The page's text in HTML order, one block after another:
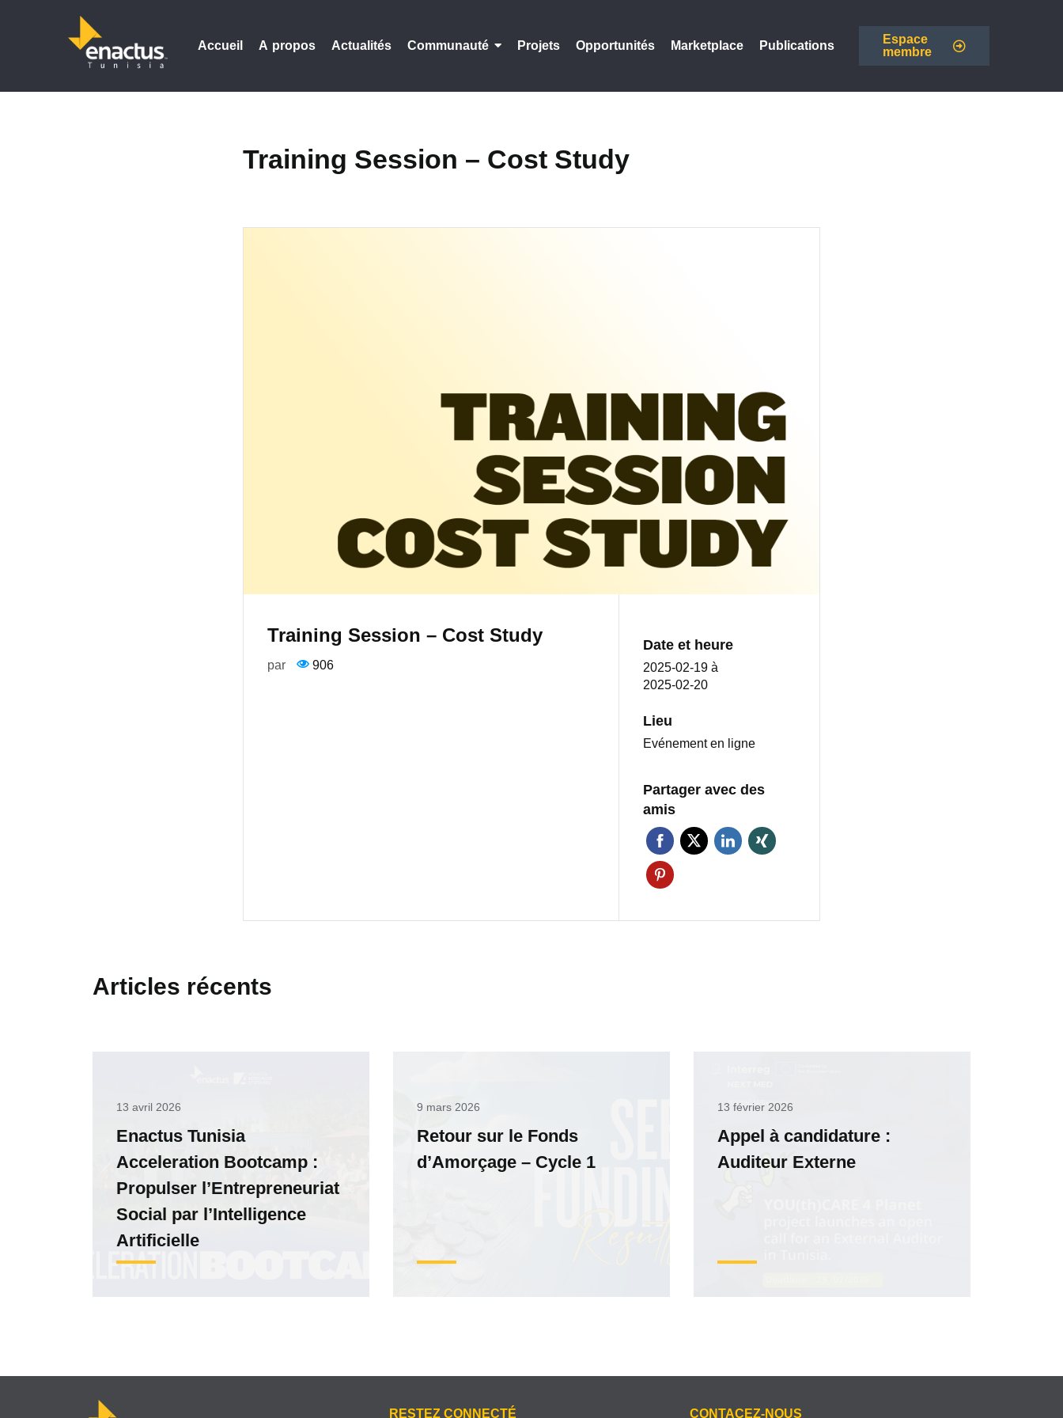
Accueil A propos Actualités Communauté Projets Opportunités Marketplace Publications
Espace
membre
Training Session – Cost Study
Training Session – Cost Study
par 906
Date et heure
2025-02-19à
2025-02-20
Lieu
Evénement en ligne
Partager avec des
amis
Articles récents
13 avril 2026
Enactus Tunisia
Acceleration Bootcamp :
Propulser l’Entrepreneuriat
Social par l’Intelligence
Artificielle
9 mars 2026
Retour sur le Fonds
d’Amorçage – Cycle 1
13 février 2026
Appel à candidature :
Auditeur Externe
RESTEZ CONNECTÉ CONTACEZ-NOUS